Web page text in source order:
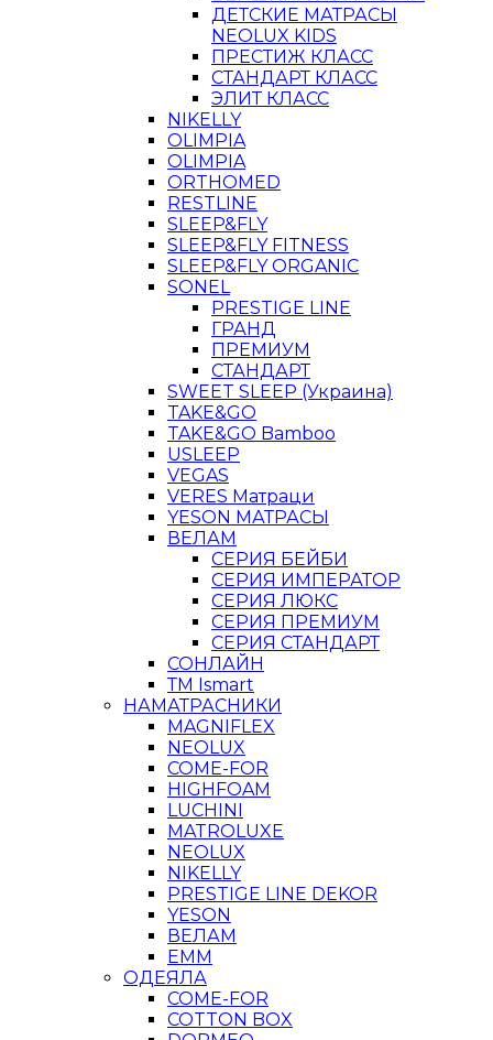
ДЕТСКИЕ МАТРАСЫ
NEOLUX KIDS
ПРЕСТИЖ КЛАСС
СТАНДАРТ КЛАСС
ЭЛИТ КЛАСС
NIKELLY
OLIMPIA
OLIMPIA
ORTHOMED
RESTLINE
SLEEP&FLY
SLEEP&FLY FITNESS
SLEEP&FLY ORGANIC
SONEL
PRESTIGE LINE
ГРАНД
ПРЕМИУМ
СТАНДАРТ
SWEET SLEEP (Украина)
TAKE&GO
TAKE&GO Bamboo
USLEEP
VEGAS
VERES Матраци
YESON МАТРАСЫ
ВЕЛАМ
СЕРИЯ БЕЙБИ
СЕРИЯ ИМПЕРАТОР
СЕРИЯ ЛЮКС
СЕРИЯ ПРЕМИУМ
СЕРИЯ СТАНДАРТ
СОНЛАЙН
ТМ Ismart
НАМАТРАСНИКИ
MAGNIFLEX
NEOLUX
COME-FOR
HIGHFOAM
LUCHINI
MATROLUXE
NEOLUX
NIKELLY
PRESTIGE LINE DEKOR
YESON
ВЕЛАМ
ЕММ
ОДЕЯЛА
COME-FOR
COTTON BOX